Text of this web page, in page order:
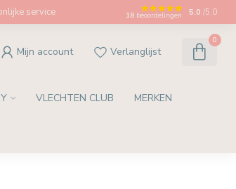
service 18 beoordelingen 5.0 /5.0
Mijn account Verlanglijst
0
VLECHTEN CLUB MERKEN